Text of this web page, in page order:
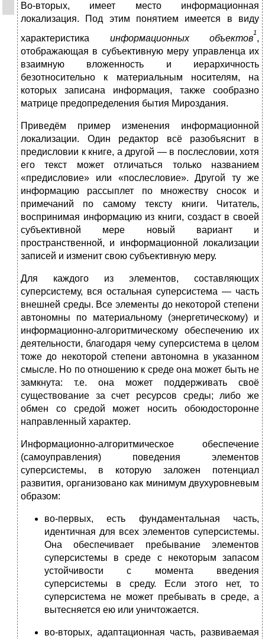
Во-вторых, имеет место информационная
локализация. Под этим понятием имеется в виду
характеристика информационных объектов
1
,
отображающая в субъективную меру управленца их
взаимную вложенность и иерархичность
безотносительно к материальным носителям, на
которых записана информация, также сообразно
матрице предопределения бытия Мироздания.
Приведём пример изменения информационной
локализации. Один редактор всё разобъяснит в
предисловии к книге, а другой — в послесловии, хотя
его текст может отличаться только названием
«предисловие» или «послесловие». Другой ту же
информацию рассыплет по множеству сносок и
примечаний по самому тексту книги. Читатель,
воспринимая информацию из книги, создаст в своей
субъективной мере новый вариант и
пространственной, и информационной локализации
записей и изменит свою субъективную меру.
Для каждого из элементов, составляющих
суперсистему, вся остальная суперсистема — часть
внешней среды. Все элементы до некоторой степени
автономны по материальному (энергети­чес­кому) и
информационно-алгоритмическому обеспечению их
деятельности, благодаря чему суперсистема в целом
тоже до некоторой степени автономна в указанном
смысле. Но по отношению к среде она может быть не
замкнута: т.е. она может поддерживать своё
существование за счет ресурсов среды; либо же
обмен со средой может носить обоюдосторонне
направленный характер.
Информационно-алгоритмическое обеспечение
(самоуправ­ле­ния) поведения элементов
суперсистемы, в которую заложен потенциал
развития, организовано как минимум двухуровневым
образом:
во-первых, есть фундаментальная часть,
идентичная для всех элементов суперсистемы.
Она обеспечивает пребывание элементов
суперсистемы в среде с некоторым запасом
устойчивости с момента введения
суперсистемы в среду. Если этого нет, то
суперсистема не может пребывать в среде, а
вытесняется ею или уничтожается.
во-вторых, адаптационная часть, развиваемая